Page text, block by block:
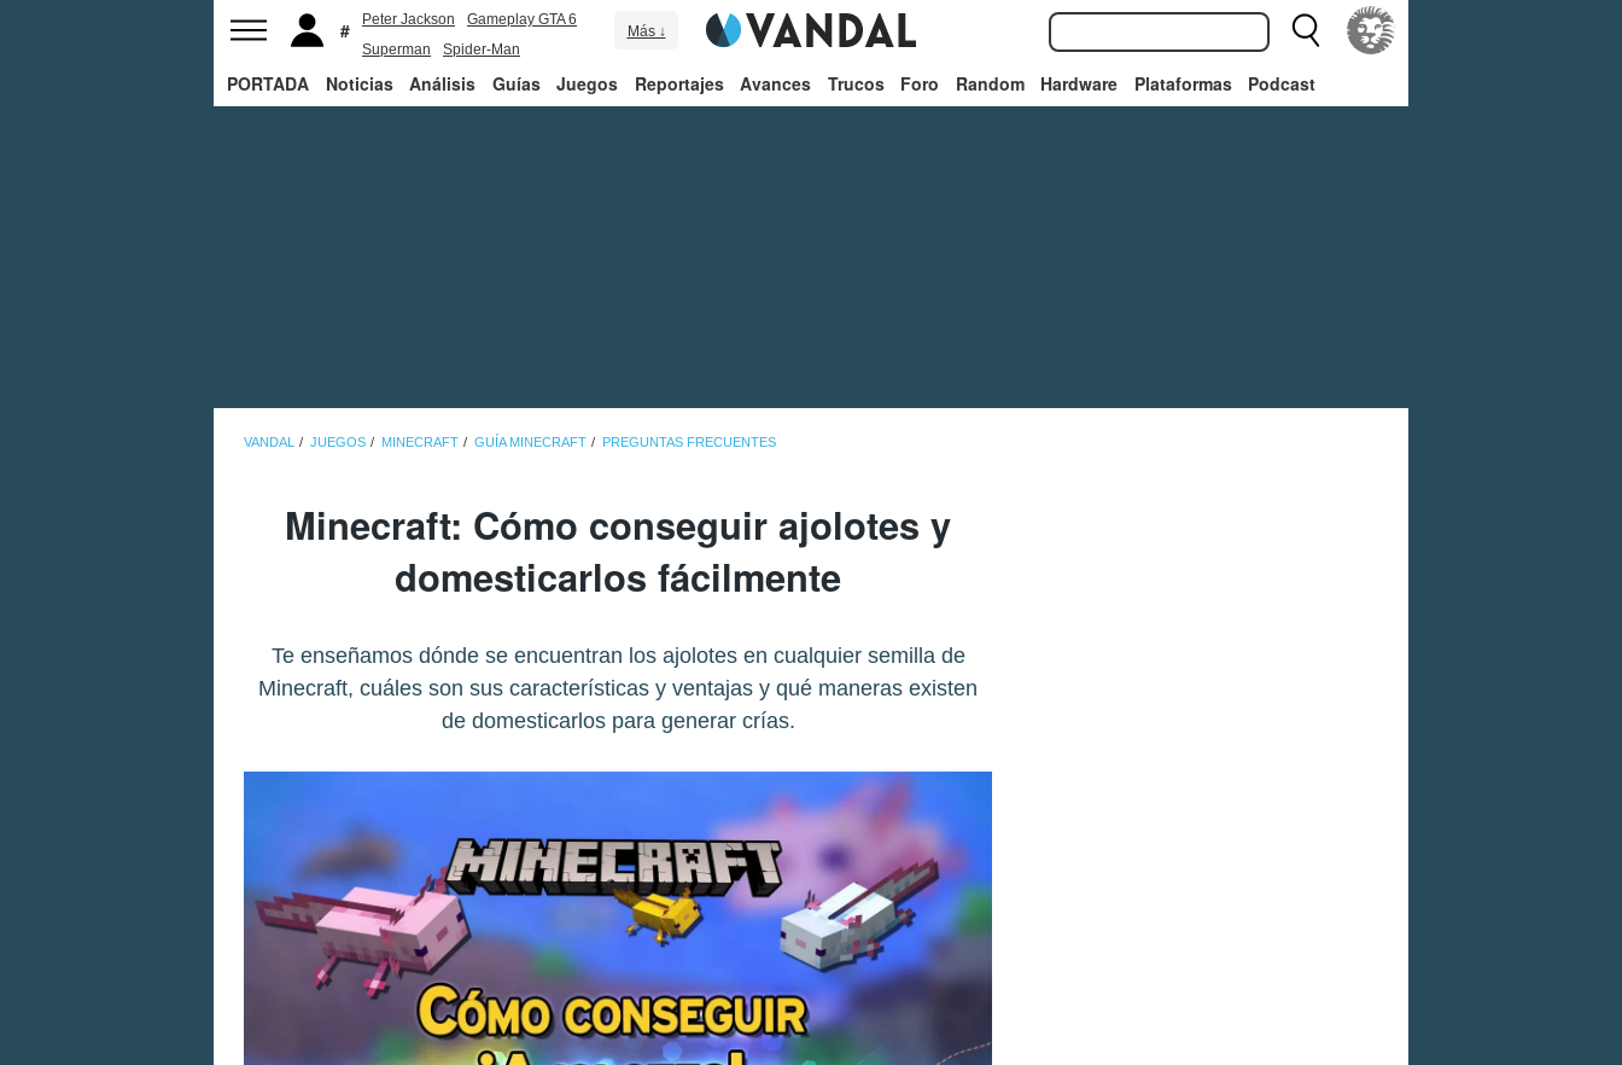
Peter Jackson
Gameplay GTA 6
Superman
Spider-Man
Más ↓
PORTADA Noticias Análisis Guías Juegos Reportajes Avances Trucos Foro Random Hardware Plataformas Podcast
VANDAL JUEGOS MINECRAFT GUÍA MINECRAFT PREGUNTAS FRECUENTES
Minecraft: Cómo conseguir ajolotes y
domesticarlos fácilmente
Te enseñamos dónde se encuentran los ajolotes en cualquier semilla de
Minecraft, cuáles son sus características y ventajas y qué maneras existen
de domesticarlos para generar crías.